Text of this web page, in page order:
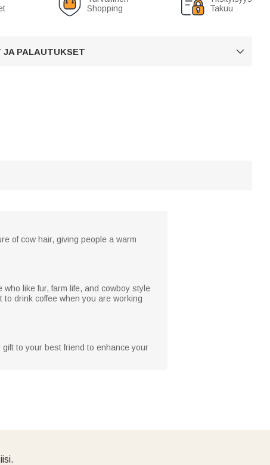
Shopping
Takuu
JA PALAUTUKSET 
of cow hair, giving people a warm
like fur, farm life, and cowboy style
drink coffee when you are working
to your best friend to enhance your